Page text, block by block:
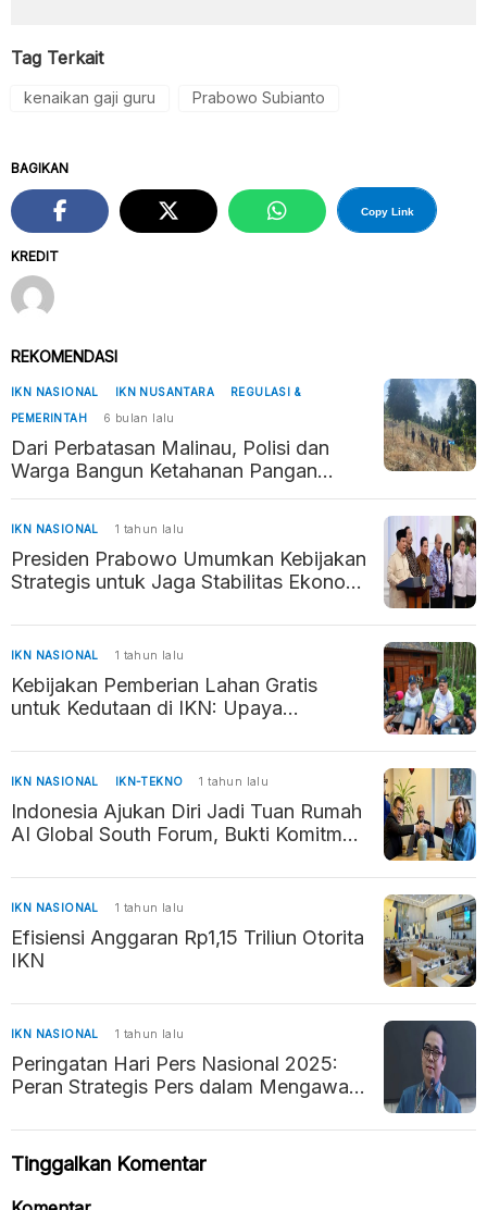
Tag Terkait
kenaikan gaji guru Prabowo Subianto
KREDIT
BAGIKAN
Copy Link
REKOMENDASI
IKN NASIONAL IKN NUSANTARA
REGULASI &
PEMERINTAH
6 bulan lalu
Dari Perbatasan Malinau, Polisi dan
Warga Bangun Ketahanan Pangan
Penyangga Kaltara–Kaltim
IKN NASIONAL 1 tahun lalu
Presiden Prabowo Umumkan Kebijakan
Strategis untuk Jaga Stabilitas Ekonomi
IKN NASIONAL 1 tahun lalu
Kebijakan Pemberian Lahan Gratis
untuk Kedutaan di IKN: Upaya
Baru
IKN NASIONAL IKN-TEKNO 1 tahun lalu
Indonesia Ajukan Diri Jadi Tuan Rumah
AI Global South Forum, Bukti Komitmen
IKN NASIONAL 1 tahun lalu
Efisiensi Anggaran Rp1,15 Triliun Otorita
IKN
IKN NASIONAL 1 tahun lalu
Peringatan Hari Pers Nasional 2025:
Peran Strategis Pers dalam Mengawal
Tinggalkan Komentar